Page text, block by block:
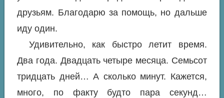
друзьям. Благодарю за помощь, но дальше
иду один.
Удивительно, как быстро летит время.
Два года. Двадцать четыре месяца. Семьсот
тридцать дней… А сколько минут. Кажется,
много, по факту будто пара секунд…